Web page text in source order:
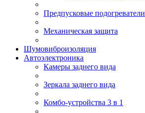
Предпусковые подогреватели
Механическая защита
Шумовиброизоляция
Автоэлектроника
Камеры заднего вида
Зеркала заднего вида
Комбо-устройства 3 в 1